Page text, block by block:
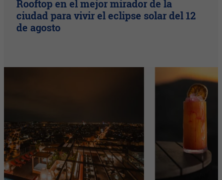
Rooftop en el mejor mirador de la
ciudad para vivir el eclipse solar del 12
de agosto